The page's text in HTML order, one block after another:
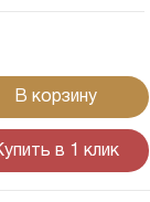
В корзину
в 1 клик